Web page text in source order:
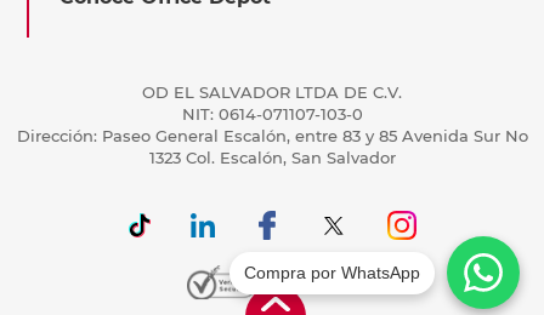
OD EL SALVADOR LTDA DE C.V.
NIT: 0614-071107-103-0
Dirección: Paseo General Escalón, entre 83 y 85 Avenida Sur No
1323 Col. Escalón, San Salvador
Compra por WhatsApp